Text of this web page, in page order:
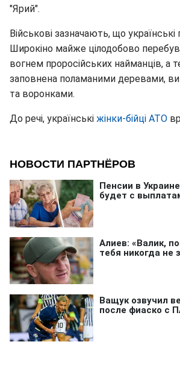
"Ярий".
Військові зазначають, що українські
Широкіно майже цілодобово
вогнем проросійських найманців, а
заповнена поламаними деревами,
та воронками.
До речі, українські жінки-бійці АТО